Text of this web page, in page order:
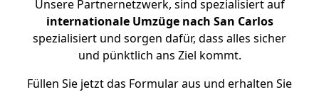
Unsere Partnernetzwerk, sind spezialisiert auf
internationale Umzüge nach San Carlos
spezialisiert und sorgen dafür, dass alles sicher
und pünktlich ans Ziel kommt.
Füllen Sie jetzt das Formular aus und erhalten Sie